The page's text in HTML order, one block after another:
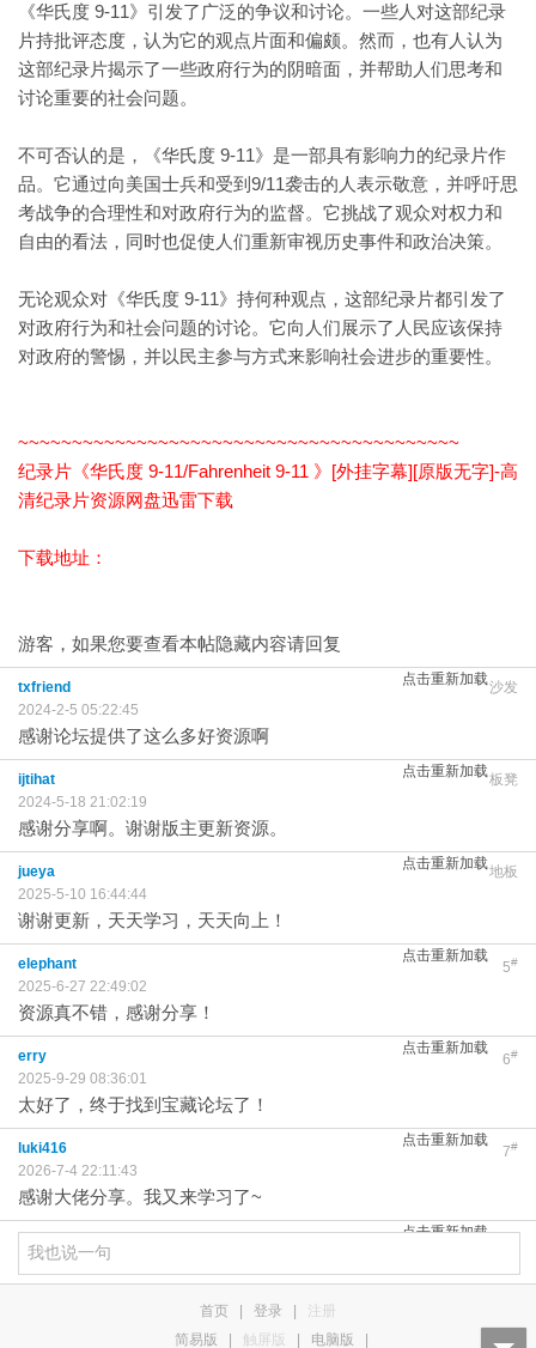
《华氏度 9-11》引发了广泛的争议和讨论。一些人对这部纪录
片持批评态度，认为它的观点片面和偏颇。然而，也有人认为
这部纪录片揭示了一些政府行为的阴暗面，并帮助人们思考和
讨论重要的社会问题。
不可否认的是，《华氏度 9-11》是一部具有影响力的纪录片作
品。它通过向美国士兵和受到9/11袭击的人表示敬意，并呼吁思
考战争的合理性和对政府行为的监督。它挑战了观众对权力和
自由的看法，同时也促使人们重新审视历史事件和政治决策。
无论观众对《华氏度 9-11》持何种观点，这部纪录片都引发了
对政府行为和社会问题的讨论。它向人们展示了人民应该保持
对政府的警惕，并以民主参与方式来影响社会进步的重要性。
~~~~~~~~~~~~~~~~~~~~~~~~~~~~~~~~~~~~~~~~~
纪录片《华氏度 9-11/Fahrenheit 9-11 》[外挂字幕][原版无字]-高
清纪录片资源网盘迅雷下载
下载地址：
游客，如果您要查看本帖隐藏内容请回复
点击重新加载沙发
txfriend
2024-2-5 05:22:45
感谢论坛提供了这么多好资源啊
点击重新加载板凳
ijtihat
2024-5-18 21:02:19
感谢分享啊。谢谢版主更新资源。
点击重新加载地板
jueya
2025-5-10 16:44:44
谢谢更新，天天学习，天天向上！
点击重新加载
5#
elephant
2025-6-27 22:49:02
资源真不错，感谢分享！
点击重新加载
6#
erry
2025-9-29 08:36:01
太好了，终于找到宝藏论坛了！
点击重新加载
7#
luki416
2026-7-4 22:11:43
感谢大佬分享。我又来学习了~
点击重新加载
首页 登录
注册
简易版
触屏版 电脑版